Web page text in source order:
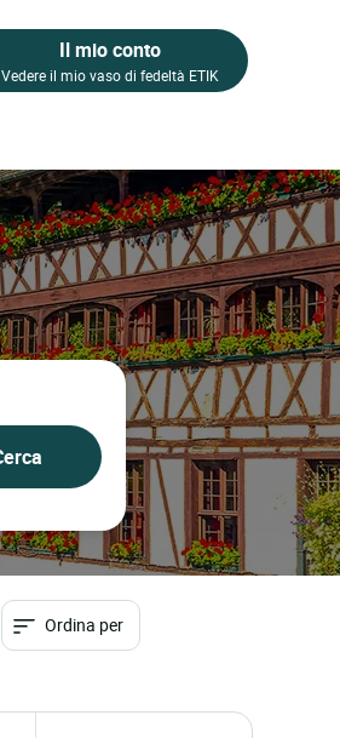
Il mio conto
Vedere il mio vaso di fedeltà ETIK
Ordina per